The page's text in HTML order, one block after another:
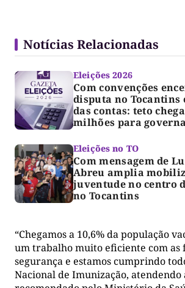
Notícias Relacionadas
Eleições 2026
Com convenções
disputa no Tocantins
das contas: teto
milhões para
Eleições no TO
Com mensagem de
Abreu amplia
juventude no centro
no Tocantins
“Chegamos a 10,6% da população
um trabalho muito eficiente com as
segurança e estamos cumprindo
Nacional de Imunização, atendendo